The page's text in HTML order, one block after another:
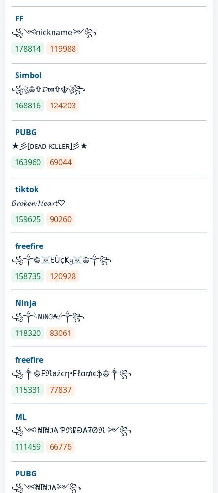
FF
꧁༺nickname༻꧂
178814
119988
Simbol
꧁ঔৣ☬✞𝓓𝖔𝖓✞☬ঔৣ꧂
168816
124203
PUBG
★彡[ᴅᴇᴀᴅ ᴋɪʟʟᴇʀ]彡★
163960
69044
tiktok
𝓑𝓻𝓸𝓴𝓮𝓷 𝓗𝓮𝓪𝓻𝓽♡
159625
90260
freefire
꧁༒☬☠Ƚ︎ÙçҜყ☠︎☬༒꧂
158735
120928
Ninja
꧁⁣༒𓆩₦ł₦ℑ₳𓆪༒꧂
118320
83061
freefire
꧁༒☬₣ℜøźєη•₣ℓα₥єֆ☬༒꧂
115331
77837
ML
꧁༺ ₦Ї₦ℑ₳ ƤℜɆĐ₳₮Øℜ ༻꧂
111459
66776
PUBG
꧁༺₦Ї₦ℑ₳༻꧂